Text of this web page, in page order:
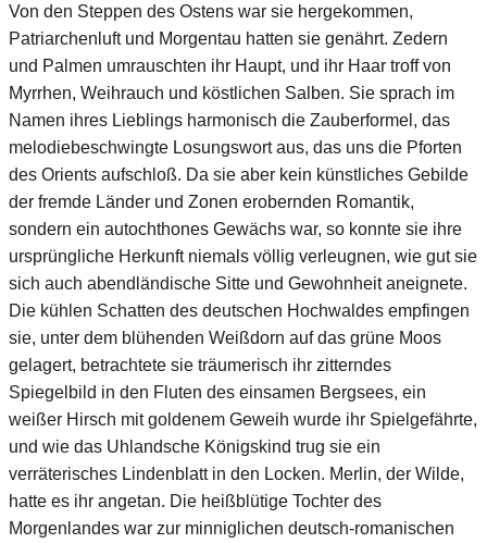
Von den Steppen des Ostens war sie hergekommen,
Patriarchenluft und Morgentau hatten sie genährt. Zedern
und Palmen umrauschten ihr Haupt, und ihr Haar troff von
Myrrhen, Weihrauch und köstlichen Salben. Sie sprach im
Namen ihres Lieblings harmonisch die Zauberformel, das
melodiebeschwingte Losungswort aus, das uns die Pforten
des Orients aufschloß. Da sie aber kein künstliches Gebilde
der fremde Länder und Zonen erobernden Romantik,
sondern ein autochthones Gewächs war, so konnte sie ihre
ursprüngliche Herkunft niemals völlig verleugnen, wie gut sie
sich auch abendländische Sitte und Gewohnheit aneignete.
Die kühlen Schatten des deutschen Hochwaldes empfingen
sie, unter dem blühenden Weißdorn auf das grüne Moos
gelagert, betrachtete sie träumerisch ihr zitterndes
Spiegelbild in den Fluten des einsamen Bergsees, ein
weißer Hirsch mit goldenem Geweih wurde ihr Spielgefährte,
und wie das Uhlandsche Königskind trug sie ein
verräterisches Lindenblatt in den Locken. Merlin, der Wilde,
hatte es ihr angetan. Die heißblütige Tochter des
Morgenlandes war zur minniglichen deutsch-romanischen